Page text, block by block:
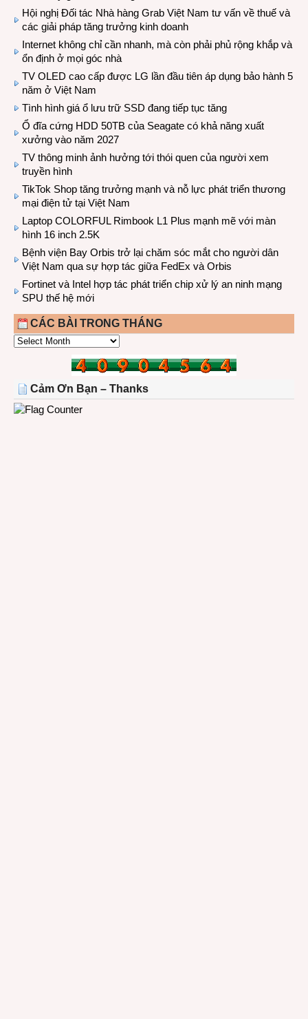
Hội nghị Đối tác Nhà hàng Grab Việt Nam tư vấn về thuế và
các giải pháp tăng trưởng kinh doanh
Internet không chỉ cần nhanh, mà còn phải phủ rộng khắp và
ổn định ở mọi góc nhà
TV OLED cao cấp được LG lần đầu tiên áp dụng bảo hành 5
năm ở Việt Nam
Tình hình giá ổ lưu trữ SSD đang tiếp tục tăng
Ổ đĩa cứng HDD 50TB của Seagate có khả năng xuất
xưởng vào năm 2027
TV thông minh ảnh hưởng tới thói quen của người xem
truyền hình
TikTok Shop tăng trưởng mạnh và nỗ lực phát triển thương
mại điện tử tại Việt Nam
Laptop COLORFUL Rimbook L1 Plus mạnh mẽ với màn
hình 16 inch 2.5K
Bệnh viện Bay Orbis trở lại chăm sóc mắt cho người dân
Việt Nam qua sự hợp tác giữa FedEx và Orbis
Fortinet và Intel hợp tác phát triển chip xử lý an ninh mạng
SPU thế hệ mới
CÁC BÀI TRONG THÁNG
CÁC
THÁNG
Cảm Ơn Bạn – Thanks